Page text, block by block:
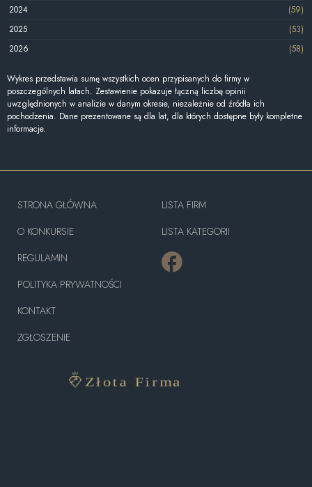
2024
(59)
2025
(53)
2026
(58)
Wykres przedstawia sumę wszystkich ocen przypisanych do firmy w
poszczególnych latach. Zestawienie pokazuje łączną liczbę opinii
uwzględnionych w analizie w danym okresie, niezależnie od źródła ich
pochodzenia. Dane prezentowane są dla lat, dla których dostępne były kompletne
informacje.
STRONA GŁÓWNA
O KONKURSIE
REGULAMIN
POLITYKA PRYWATNOŚCI
KONTAKT
ZGŁOSZENIE
LISTA FIRM
LISTA KATEGORII